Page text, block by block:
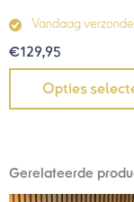
Vandaag
€129,95
Opties
Gerelateerde